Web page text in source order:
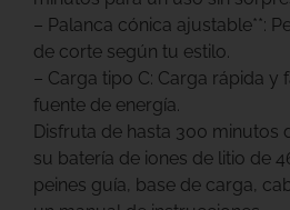
– Palanca cónica ajustable**:
de corte según tu estilo.
– Carga tipo C: Carga rápida y
fuente de energía.
Disfruta de hasta 300 minutos
su batería de iones de litio de
peines guía, base de carga,